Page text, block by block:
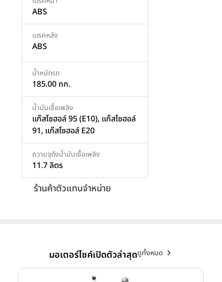
ABS
เบรคหลัง
ABS
น้ำหนักรถ
185.00 กก.
น้ำมันเชื้อเพลิง
แก๊สโซฮอล์ 95 (E10), แก๊สโซฮอล์
91, แก๊สโซฮอล์ E20
ความจุถังน้ำมันเชื้อเพลิง
11.7 ลิตร
ร้านค้าตัวแทนจำหน่าย
มอเตอร์ไซค์เปิดตัวล่าสุดดูทั้งหมด